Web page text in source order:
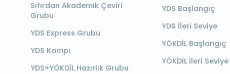
Sıfırdan Akademik Çeviri
Grubu
YDS Express Grubu
YDS Kampı
YDS+YÖKDİL Hazırlık Grubu
YDS Başlangıç
YDS İleri Seviye
YÖKDİL Başlangıç
YÖKDİL İleri Seviye